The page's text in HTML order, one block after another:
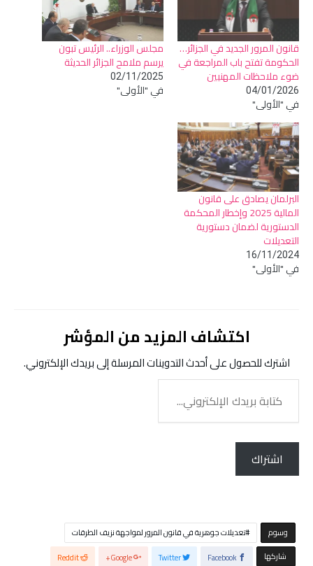
قانون المرور الجديد في الجزائر…
الحكومة تفتح باب المراجعة في
ضوء ملاحظات المهنيين
04/01/2026
في "الأولى"
مجلس الوزراء.. الرئيس تبون
يرسم ملامح الجزائر الحديثة
02/11/2025
في "الأولى"
البرلمان يصادق على قانون
المالية 2025 وإخطار المحكمة
الدستورية لضمان دستورية
التعديلات
16/11/2024
في "الأولى"
اكتشاف المزيد من المؤشر
اشترك للحصول على أحدث التدوينات المرسلة إلى بريدك الإلكتروني.
بريدك
الإلكتروني...
اشتراك
‫‫‫‫وسوم‬
تعديلات جوهرية في قانون المرور لمواجهة نزيف الطرقات
‫‫ شاركها‬
Facebook
Twitter
Google+
Reddit